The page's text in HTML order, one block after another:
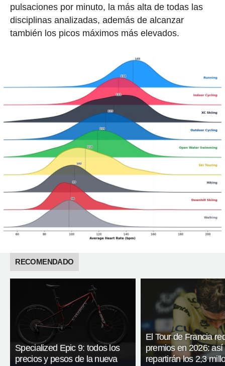
pulsaciones por minuto, la más alta de todas las
disciplinas analizadas, además de alcanzar
también los picos máximos más elevados.
RECOMENDADO
Specialized Epic 9: todos los
precios y pesos de la nueva
El Tour de Francia
premios en 2026: así
repartirán los 2,3